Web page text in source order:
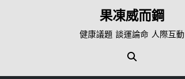
果凍威而鋼
健康議題 談運論命 人際互動